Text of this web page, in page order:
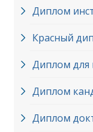
Диплом
Красный
Диплом для
Диплом
Диплом